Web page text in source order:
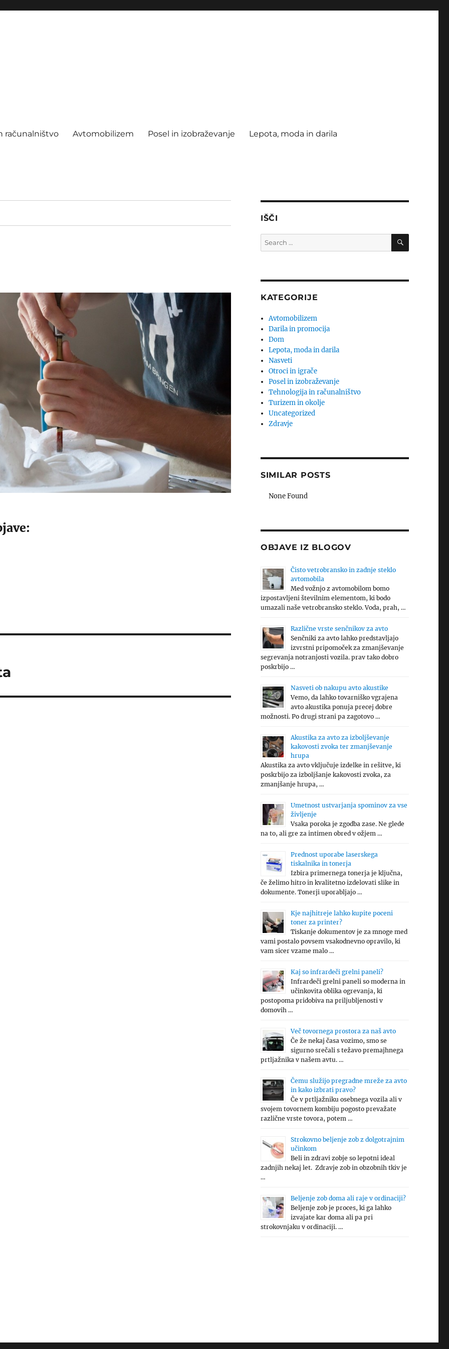
računalništvo Avtomobilizem Posel in izobraževanje Lepota, moda in darila
IŠČI
Search
for:
SEARCH
KATEGORIJE
Avtomobilizem
Darila in promocija
Dom
Lepota, moda in darila
Nasveti
Otroci in igrače
Posel in izobraževanje
Tehnologija in računalništvo
Turizem in okolje
Uncategorized
Zdravje
SIMILAR POSTS
None Found
OBJAVE IZ BLOGOV
Čisto vetrobransko in zadnje steklo
avtomobila
Med vožnjo z avtomobilom bomo
izpostavljeni številnim elementom, ki bodo
umazali naše vetrobransko steklo. Voda, prah, …
Različne vrste senčnikov za avto
Senčniki za avto lahko predstavljajo
izvrstni pripomoček za zmanjševanje
segrevanja notranjosti vozila. prav tako dobro
poskrbijo …
Nasveti ob nakupu avto akustike
Vemo, da lahko tovarniško vgrajena
avto akustika ponuja precej dobre
možnosti. Po drugi strani pa zagotovo …
Akustika za avto za izboljševanje
kakovosti zvoka ter zmanjševanje
hrupa
Akustika za avto vključuje izdelke in rešitve, ki
poskrbijo za izboljšanje kakovosti zvoka, za
zmanjšanje hrupa, …
Umetnost ustvarjanja spominov za vse
življenje
Vsaka poroka je zgodba zase. Ne glede
na to, ali gre za intimen obred v ožjem …
Prednost uporabe laserskega
tiskalnika in tonerja
Izbira primernega tonerja je ključna,
če želimo hitro in kvalitetno izdelovati slike in
dokumente. Tonerji uporabljajo …
Kje najhitreje lahko kupite poceni
toner za printer?
Tiskanje dokumentov je za mnoge med
vami postalo povsem vsakodnevno opravilo, ki
vam sicer vzame malo …
Kaj so infrardeči grelni paneli?
Infrardeči grelni paneli so moderna in
učinkovita oblika ogrevanja, ki
postopoma pridobiva na priljubljenosti v
domovih …
Več tovornega prostora za naš avto
Če že nekaj časa vozimo, smo se
sigurno srečali s težavo premajhnega
prtljažnika v našem avtu. …
Čemu služijo pregradne mreže za avto
in kako izbrati pravo?
Če v prtljažniku osebnega vozila ali v
svojem tovornem kombiju pogosto prevažate
različne vrste tovora, potem …
Strokovno beljenje zob z dolgotrajnim
učinkom
Beli in zdravi zobje so lepotni ideal
zadnjih nekaj let. Zdravje zob in obzobnih tkiv je
…
Beljenje zob doma ali raje v ordinaciji?
Beljenje zob je proces, ki ga lahko
izvajate kar doma ali pa pri
strokovnjaku v ordinaciji. …